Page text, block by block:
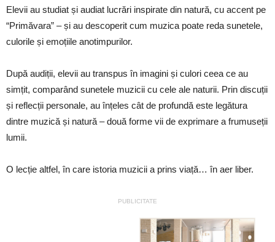
Elevii au studiat și audiat lucrări inspirate din natură, cu accent pe
“Primăvara” – și au descoperit cum muzica poate reda sunetele,
culorile și emoțiile anotimpurilor.
După audiții, elevii au transpus în imagini și culori ceea ce au
simțit, comparând sunetele muzicii cu cele ale naturii. Prin discuții
și reflecții personale, au înțeles cât de profundă este legătura
dintre muzică și natură – două forme vii de exprimare a frumuseții
lumii.
O lecție altfel, în care istoria muzicii a prins viață… în aer liber.
PUBLICITATE